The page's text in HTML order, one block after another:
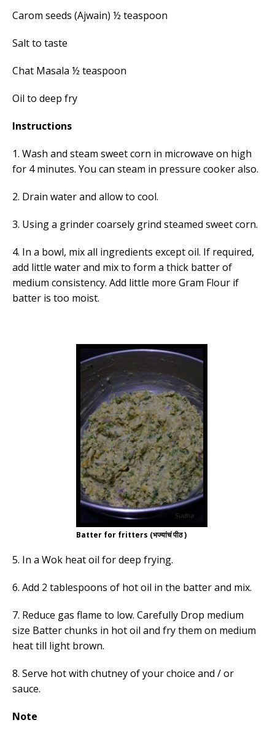
Carom seeds (Ajwain) ½ teaspoon
Salt to taste
Chat Masala ½ teaspoon
Oil to deep fry
Instructions
1. Wash and steam sweet corn in microwave on high
for 4 minutes. You can steam in pressure cooker also.
2. Drain water and allow to cool.
3. Using a grinder coarsely grind steamed sweet corn.
4. In a bowl, mix all ingredients except oil. If required,
add little water and mix to form a thick batter of
medium consistency. Add little more Gram Flour if
batter is too moist.
Batter for fritters (भज्यांचं पीठ )
5. In a Wok heat oil for deep frying.
6. Add 2 tablespoons of hot oil in the batter and mix.
7. Reduce gas flame to low. Carefully Drop medium
size Batter chunks in hot oil and fry them on medium
heat till light brown.
8. Serve hot with chutney of your choice and / or
sauce.
Note